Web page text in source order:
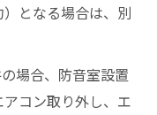
となる場合は、別
場合、防音室設置
コン取り外し、エ